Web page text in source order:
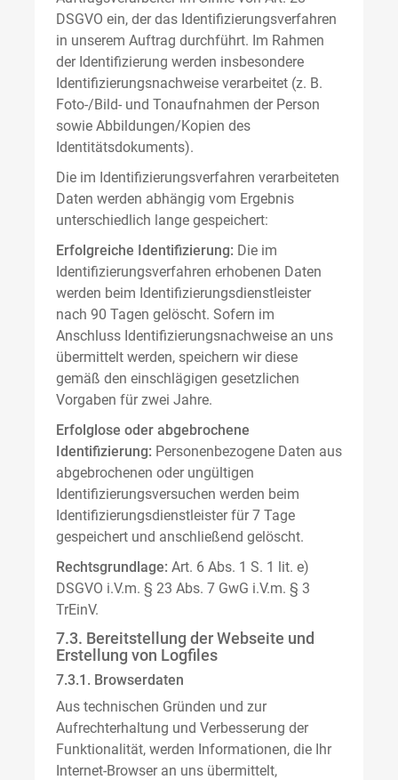
DSGVO ein, der das Identifizierungsverfahren
in unserem Auftrag durchführt. Im Rahmen
der Identifizierung werden insbesondere
Identifizierungsnachweise verarbeitet (z. B.
Foto-/Bild- und Tonaufnahmen der Person
sowie Abbildungen/Kopien des
Identitätsdokuments).
Die im Identifizierungsverfahren verarbeiteten
Daten werden abhängig vom Ergebnis
unterschiedlich lange gespeichert:
Erfolgreiche Identifizierung: Die im
Identifizierungsverfahren erhobenen Daten
werden beim Identifizierungsdienstleister
nach 90 Tagen gelöscht. Sofern im
Anschluss Identifizierungsnachweise an uns
übermittelt werden, speichern wir diese
gemäß den einschlägigen gesetzlichen
Vorgaben für zwei Jahre.
Erfolglose oder abgebrochene
Identifizierung: Personenbezogene Daten aus
abgebrochenen oder ungültigen
Identifizierungsversuchen werden beim
Identifizierungsdienstleister für 7 Tage
gespeichert und anschließend gelöscht.
Rechtsgrundlage: Art. 6 Abs. 1 S. 1 lit. e)
DSGVO i.V.m. § 23 Abs. 7 GwG i.V.m. § 3
TrEinV.
7.3. Bereitstellung der Webseite und
Erstellung von Logfiles
7.3.1. Browserdaten
Aus technischen Gründen und zur
Aufrechterhaltung und Verbesserung der
Funktionalität, werden Informationen, die Ihr
Internet-Browser an uns übermittelt,